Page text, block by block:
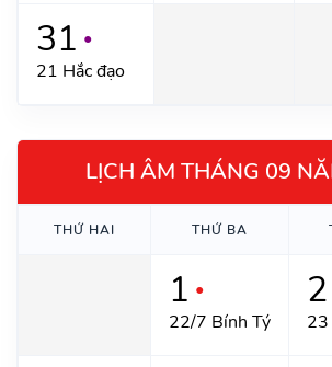
31 ●
21 Hắc đạo
LỊCH ÂM THÁNG 09
THỨ HAI THỨ BA
1 ●
22/7 Bính Tý
2